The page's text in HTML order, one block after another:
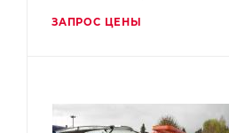
ЗАПРОС ЦЕНЫ